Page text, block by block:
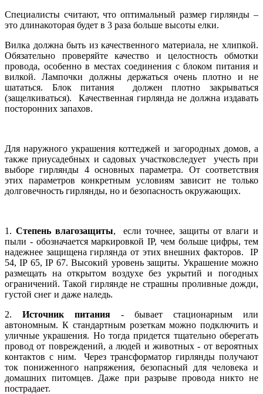
Специалисты считают, что оптимальный размер гирлянды –
это длинакоторая будет в 3 раза больше высоты елки.
Вилка должна быть из качественного материала, не хлипкой.
Обязательно проверяйте качество и целостность обмотки
провода, особенно в местах соединения с блоком питания и
вилкой. Лампочки должны держаться очень плотно и не
шататься. Блок питания должен плотно закрываться
(защелкиваться). Качественная гирлянда не должна издавать
посторонних запахов.
Для наружного украшения коттеджей и загородных домов, а
также приусадебных и садовых участковследует учесть при
выборе гирлянды 4 основных параметра. От соответствия
этих параметров конкретным условиям зависит не только
долговечность гирлянды, но и безопасность окружающих.
1. Степень влагозащиты, если точнее, защиты от влаги и
пыли - обозначается маркировкой IP, чем больше цифры, тем
надежнее защищена гирлянда от этих внешних факторов. IP
54, IP 65, IP 67. Высокий уровень защиты. Украшение можно
размещать на открытом воздухе без укрытий и погодных
ограничений. Такой гирлянде не страшны проливные дожди,
густой снег и даже наледь.
2. Источник питания - бывает стационарным или
автономным. К стандартным розеткам можно подключить и
уличные украшения. Но тогда придется тщательно оберегать
провод от повреждений, а людей и животных - от вероятных
контактов с ним. Через трансформатор гирлянды получают
ток пониженного напряжения, безопасный для человека и
домашних питомцев. Даже при разрыве провода никто не
пострадает.